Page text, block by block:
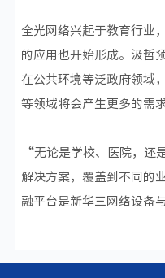
全光网络兴起于教育行业
的应用也开始形成。汲哲
在公共环境等泛政府领域
等领域将会产生更多的需求
“无论是学校、医院，还
解决方案，覆盖到不同
融平台是新华三网络设备